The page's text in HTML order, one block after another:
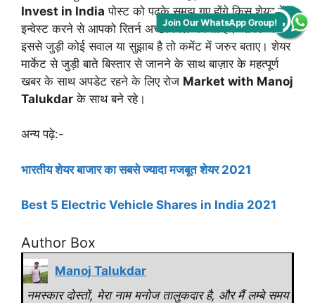
Invest in India पोस्ट को पढ़के समझ गए होंगे किस शेयर में
इन्वेस्ट करने से आपको रितर्न अच्छा मिल चकता हैं। आपके मन में
इससे जुड़ी कोई सवाल या सुझाब है तो कमेंट में जरुर बताए। शेयर
मार्केट से जुड़ी बाते बिस्तार से जानने के साथ बाज़ार के महत्पूर्ण
खबर के साथ अपडेट रहने के लिए रोज Market with Manoj
Talukdar के साथ बने रहे।
अन्य पढ़े:-
भारतीय शेयर बाजार का सबसे ज्यादा मजबूत शेयर 2021
Best 5 Electric Vehicle Shares in India 2021
Author Box
Manoj Talukdar
नमस्कार दोस्तों, मेरा नाम मनोज तालुकदार है, और मैं लम्बे समय
Join Our WhatsApp Group!